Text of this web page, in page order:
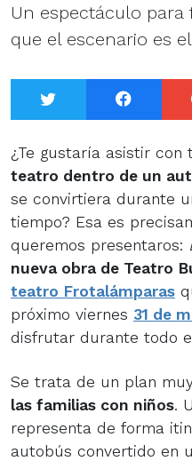
Un espectáculo
que el escenario es
Twitter
¿Te gustaría asistir con
teatro dentro de un
se convirtiera durante
tiempo? Esa es
queremos presentaros:
nueva obra de Teatro
teatro Frotalámparas
próximo viernes 31 de
disfrutar durante todo
Se trata de un plan
las familias con niños.
representa de forma
autobús convertido en